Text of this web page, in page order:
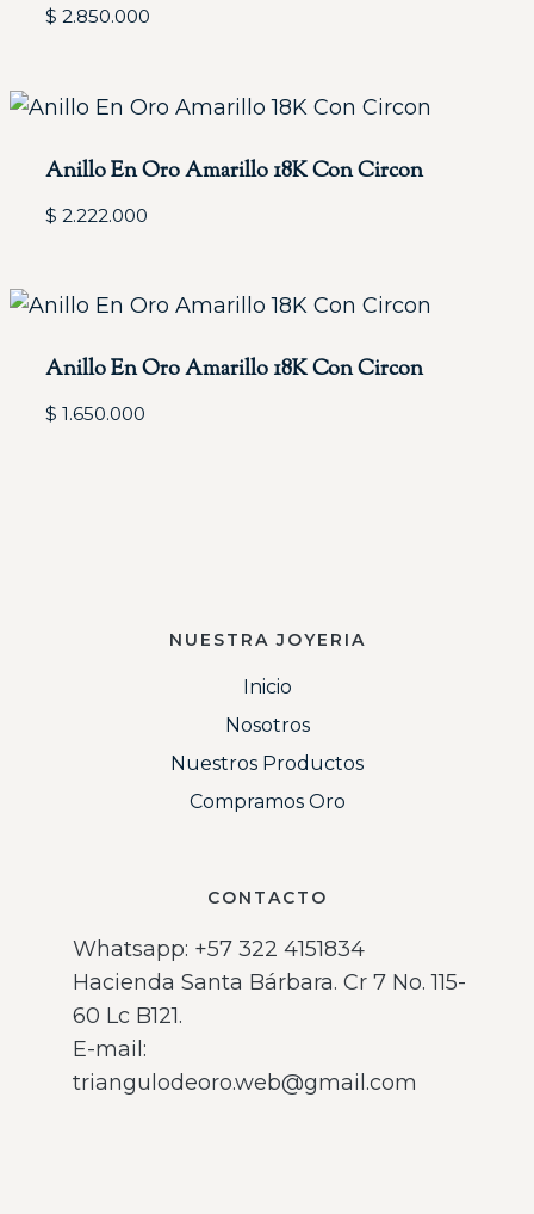
$ 2.850.000
Anillo En Oro Amarillo 18K Con Circon
$ 2.222.000
Anillo En Oro Amarillo 18K Con Circon
$ 1.650.000
NUESTRA JOYERIA
Inicio
Nosotros
Nuestros Productos
Compramos Oro
CONTACTO
Whatsapp: ‪+57 322 4151834‬
Hacienda Santa Bárbara. Cr 7 No. 115-
60 Lc B121.
E-mail:
triangulodeoro.web@gmail.com